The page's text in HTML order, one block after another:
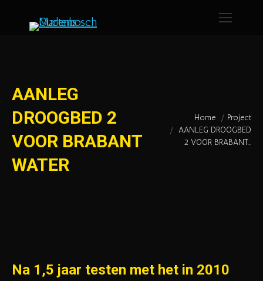
AANLEG
DROOGBED 2
VOOR BRABANT
WATER
Home
Project
AANLEG DROOGBED
2 VOOR BRABANT…
Na 1,5 jaar testen met het in 2010